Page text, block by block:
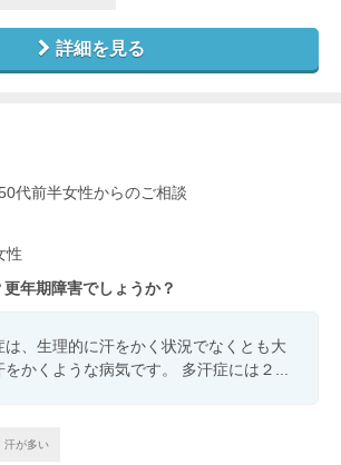
詳細を見る
50代前半女性からのご相談
性
年期障害でしょうか？
は、生理的に汗をかく状況でなくとも大
をかくような病気です。 多汗症には２...
汗が多い